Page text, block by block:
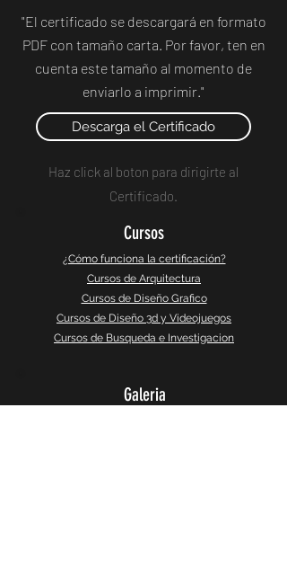
"El certificado se descargará en formato
PDF con tamaño carta. Por favor, ten en
cuenta este tamaño al momento de
enviarlo a imprimir."
Descarga el Certificado
Haz click al boton para dirigirte al
Certificado.
Cursos
¿Cómo funciona la certificación?
Cursos de Arquitectura
Cursos de Diseño Grafico
Cursos de Diseño 3d y Videojuegos
Cursos de Busqueda e Investigacion
Galeria